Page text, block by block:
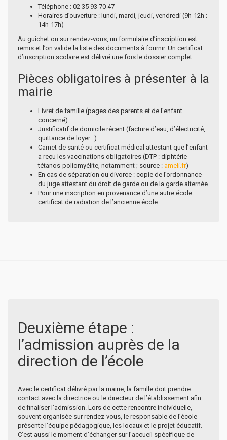
Téléphone : 02 35 93 70 47
Horaires d’ouverture : lundi, mardi, jeudi, vendredi (9h-12h ;
14h-17h)
Au guichet ou sur rendez-vous, un formulaire d’inscription est
remis et l’on valide la liste des documents à fournir. Un certificat
d’inscription scolaire est délivré une fois le dossier complet.
Pièces obligatoires à présenter à la
mairie
Livret de famille (pages des parents et de l’enfant
concerné)
Justificatif de domicile récent (facture d’eau, d’électricité,
quittance de loyer…)
Carnet de santé ou certificat médical attestant que l’enfant
a reçu les vaccinations obligatoires (DTP : diphtérie-
tétanos-poliomyélite, notamment ; source : ameli.fr)
En cas de séparation ou divorce : copie de l’ordonnance
du juge attestant du droit de garde ou de la garde alternée
Pour une inscription en provenance d’une autre école :
certificat de radiation de l’ancienne école
Deuxième étape :
l’admission auprès de la
direction de l’école
Avec le certificat délivré par la mairie, la famille doit prendre
contact avec la directrice ou le directeur de l’établissement afin
de finaliser l’admission. Lors de cette rencontre individuelle,
souvent organisée sur rendez-vous, le responsable de l’école
présente l’équipe pédagogique, les locaux et le projet éducatif.
C’est aussi le moment d’échanger sur l’accueil spécifique de